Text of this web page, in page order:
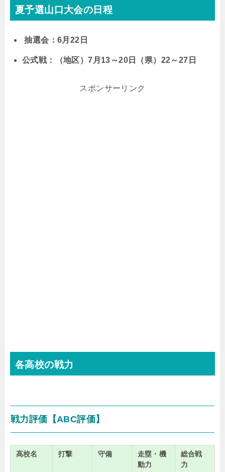
夏予選山口大会の日程
抽選会：6月22日
公式戦：（地区）7月13～20日（県）22～27日
スポンサーリンク
各高校の戦力
戦力評価【ABC評価】
高校名 打撃 守備
走塁・機
動力
総合戦
力